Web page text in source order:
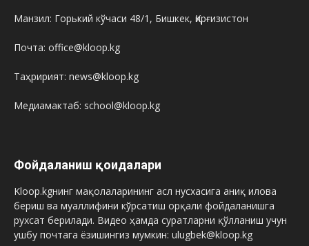
Манзил: Горький кўчаси 48/1, Бишкек, Қирғизистон
Почта: office@kloop.kg
Таҳририят: news@kloop.kg
Медиамактаб: school@kloop.kg
Фойдаланиш қоидалари
Kloop.kgнинг мақолаларининг асл нусхасига аниқ илова
бериш ва муаллифини кўрсатиш орқали фойдаланишга
рухсат берилади. Видео ҳамда суратларни қўлланиш учун
ушбу почтага ёзишингиз мумкин: ulugbek@kloop.kg